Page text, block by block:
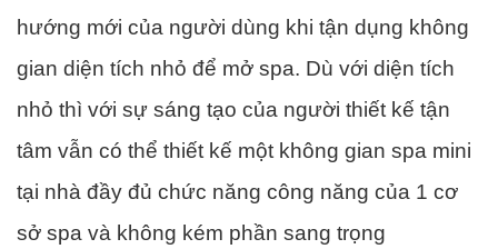
hướng mới của người dùng khi tận dụng không
gian diện tích nhỏ để mở spa. Dù với diện tích
nhỏ thì với sự sáng tạo của người thiết kế tận
tâm vẫn có thể thiết kế một không gian spa mini
tại nhà đầy đủ chức năng công năng của 1 cơ
sở spa và không kém phần sang trọng